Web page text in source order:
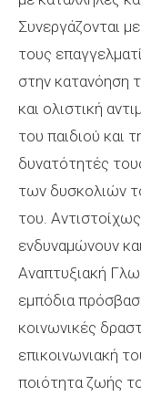
Συνεργάζονται
τους
στην κατανόηση
και ολιστική
του παιδιού και
δυνατότητές
των δυσκολιών
του.
ενδυναμώνουν
Αναπτυξιακή
εμπόδια
κοινωνικές
επικοινωνιακή
ποιότητα ζωής